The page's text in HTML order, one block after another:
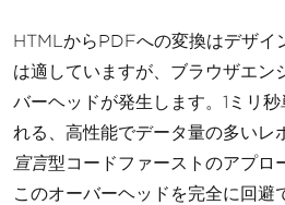
HTMLからPDFへの変換はデザイ
は適していますが、ブラウザエン
バーヘッドが発生します。1ミリ
れる、高性能でデータ量の多いレ
宣言型コードファーストのアプロ
このオーバーヘッドを完全に回避